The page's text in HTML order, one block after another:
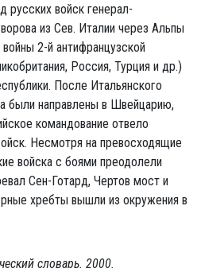
русских войск генерал-
из Сев. Италии через Альпы
2-й антифранцузской
Россия, Турция и др.)
После Итальянского
были направлены в Швейцарию,
командование отвело
Несмотря на превосходящие
войска с боями преодолели
Сен-Готард, Чертов мост и
хребты вышли из окружения в
словарь. 2000.